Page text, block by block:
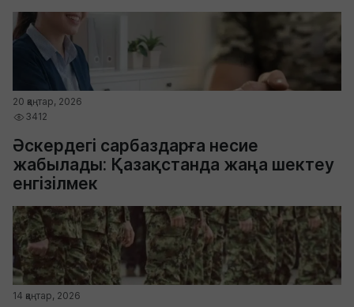
20 қаңтар, 2026
3412
Әскердегі сарбаздарға несие
жабылады: Қазақстанда жаңа шектеу
енгізілмек
14 қаңтар, 2026